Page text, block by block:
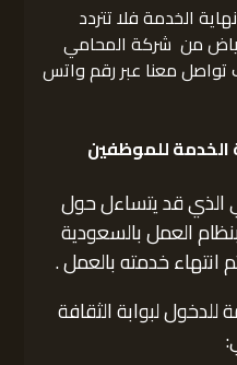
الخدمة فلا تتردد
من شركة المحامي
تواصل معنا عبر رقم واتس
للموظفين
قد يتساءل حول
العمل بالسعودية
انتهاء خدمته بالعمل .
لبوابة الثقافة